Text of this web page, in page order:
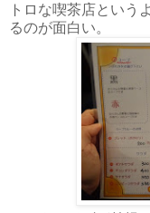
トロな喫茶店という
るのが面白い。